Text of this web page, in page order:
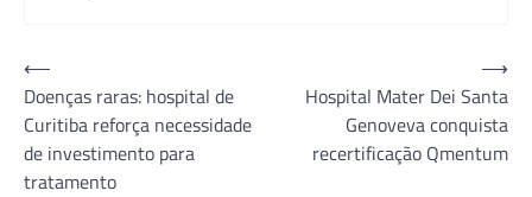
Navegação
de
Post
⟵
Doenças raras: hospital de
Curitiba reforça necessidade
de investimento para
tratamento
Hospital Mater Dei Santa
Genoveva conquista
recertificação Qmentum
⟶